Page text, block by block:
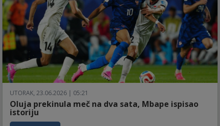
UTORAK, 23.06.2026 | 05:21
Oluja prekinula meč na dva sata, Mbape ispisao
istoriju